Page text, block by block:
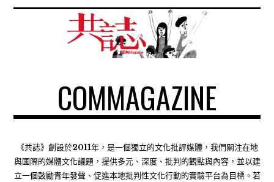
COMMAGAZINE
《共誌》創設於2011年，是一個獨立的文化批評媒體，我們關注在地
與國際的媒體文化議題，提供多元、深度、批判的觀點與內容，並以建
立一個鼓勵青年發聲、促進本地批判性文化行動的實驗平台為目標。若